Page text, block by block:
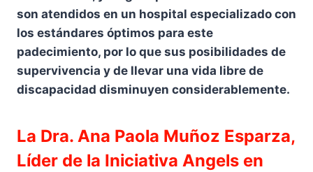
son atendidos en un hospital especializado con
los estándares óptimos para este
padecimiento, por lo que sus posibilidades de
supervivencia y de llevar una vida libre de
discapacidad disminuyen considerablemente.
La Dra. Ana Paola Muñoz Esparza,
Líder de la Iniciativa Angels en